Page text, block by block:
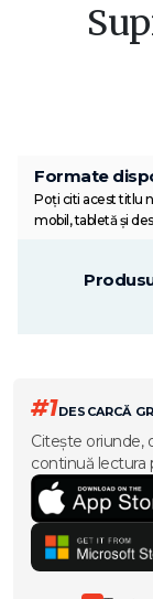
Formate
Poți citi acest titlu
mobil, tabletă și
#1DESCARCĂ
Citește oriunde,
continuă lectura